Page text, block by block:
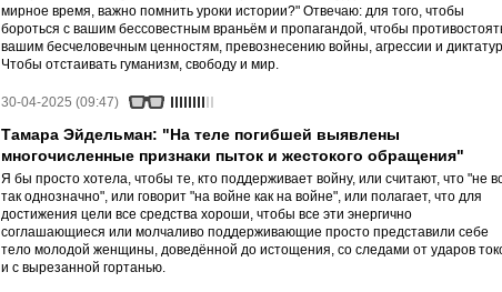
мирное время, важно помнить уроки истории?" Отвечаю: для того, чтобы
бороться с вашим бессовестным враньём и пропагандой, чтобы
вашим бесчеловечным ценностям, превознесению войны, агрессии и
Чтобы отстаивать гуманизм, свободу и мир.
30-04-2025 (09:47)
Тамара Эйдельман: "На теле погибшей выявлены
многочисленные признаки пыток и жестокого обращения"
Я бы просто хотела, чтобы те, кто поддерживает войну, или считают, что "не
так однозначно", или говорит "на войне как на войне", или полагает, что для
достижения цели все средства хороши, чтобы все эти энергично
соглашающиеся или молчаливо поддерживающие просто представили себе
тело молодой женщины, доведённой до истощения, со следами от ударов
и с вырезанной гортанью.